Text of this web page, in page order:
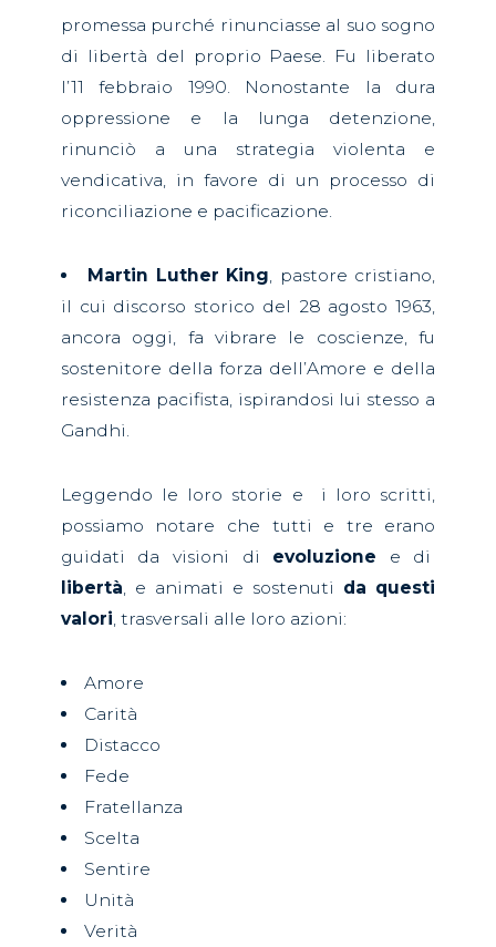
promessa purché rinunciasse al suo sogno
di libertà del proprio Paese. Fu liberato
l’11 febbraio 1990. Nonostante la dura
oppressione e la lunga detenzione,
rinunciò a una strategia violenta e
vendicativa, in favore di un processo di
riconciliazione e pacificazione.
Martin Luther King, pastore cristiano,
il cui discorso storico del 28 agosto 1963,
ancora oggi, fa vibrare le coscienze, fu
sostenitore della forza dell’Amore e della
resistenza pacifista, ispirandosi lui stesso a
Gandhi.
Leggendo le loro storie e
i loro scritti,
possiamo notare che tutti e tre erano
guidati da visioni di evoluzione e di
libertà, e animati e sostenuti da questi
valori, trasversali alle loro azioni:
Amore
Carità
Distacco
Fede
Fratellanza
Scelta
Sentire
Unità
Verità